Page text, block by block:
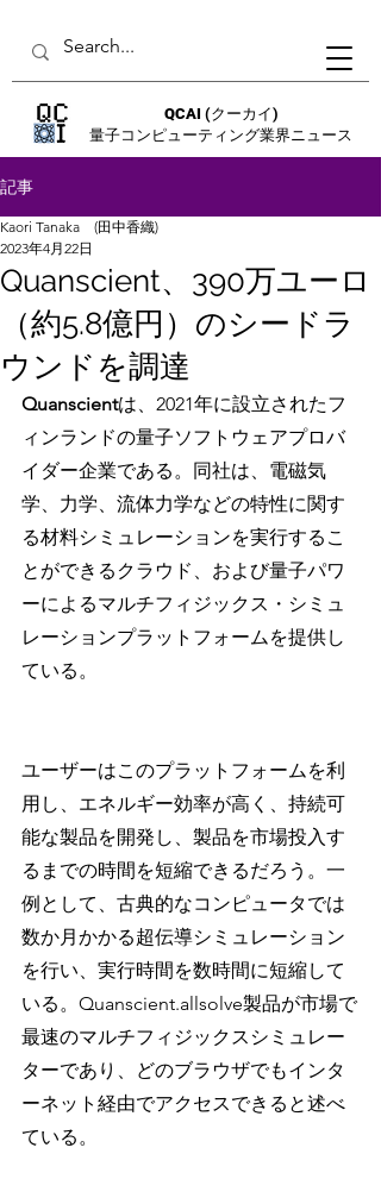
QCAI (クーカイ)
量子コンピューティング業界ニュース
記事
Quanscient、390万ユーロ
（約5.8億円）のシードラ
ウンドを調達
Kaori Tanaka (田中香織)
2023年4月22日
Quanscientは、2021年に設立されたフ
ィンランドの量子ソフトウェアプロバ
イダー企業である。同社は、電磁気
学、力学、流体力学などの特性に関す
る材料シミュレーションを実行するこ
とができるクラウド、および量子パワ
ーによるマルチフィジックス・シミュ
レーションプラットフォームを提供し
ている。
ユーザーはこのプラットフォームを利
用し、エネルギー効率が高く、持続可
能な製品を開発し、製品を市場投入す
るまでの時間を短縮できるだろう。一
例として、古典的なコンピュータでは
数か月かかる超伝導シミュレーション
を行い、実行時間を数時間に短縮して
いる。Quanscient.allsolve製品が市場で
最速のマルチフィジックスシミュレー
ターであり、どのブラウザでもインタ
ーネット経由でアクセスできると述べ
ている。